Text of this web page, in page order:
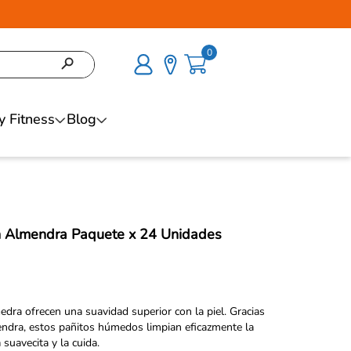
0
Fitness Blog
Paquete x 24 Unidades
ofrecen una suavidad superior con la piel. Gracias
estos pañitos húmedos limpian eficazmente la
y la cuida.